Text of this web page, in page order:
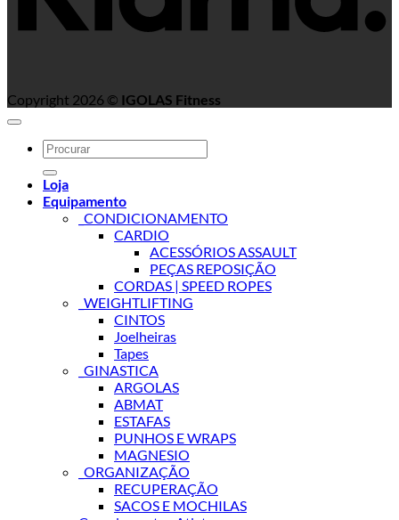
Copyright 2026 © IGOLAS Fitness
Search
for:
Loja
Equipamento
_CONDICIONAMENTO
CARDIO
ACESSÓRIOS ASSAULT
PEÇAS REPOSIÇÃO
CORDAS | SPEED ROPES
_WEIGHTLIFTING
CINTOS
Joelheiras
Tapes
_GINASTICA
ARGOLAS
ABMAT
ESTAFAS
PUNHOS E WRAPS
MAGNESIO
_ORGANIZAÇÃO
RECUPERAÇÃO
SACOS E MOCHILAS